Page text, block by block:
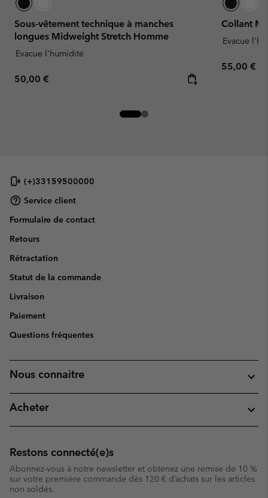
Sous-vêtement technique à manches
longues Midweight Stretch Homme
Evacue l'humidité
Regular price:
50,00 €
Collant
Evacue
Regular
55,00 €
(+)33159500000
Service client
Formulaire de contact
Retours
Rétractation
Statut de la commande
Livraison
Paiement
Questions fréquentes
Nous connaitre
Acheter
Restons connecté(e)s
Abonnez-vous à notre newsletter et obtenez une remise de 10 %
sur votre première commande dès 120 € d’achats sur les articles
non soldés.